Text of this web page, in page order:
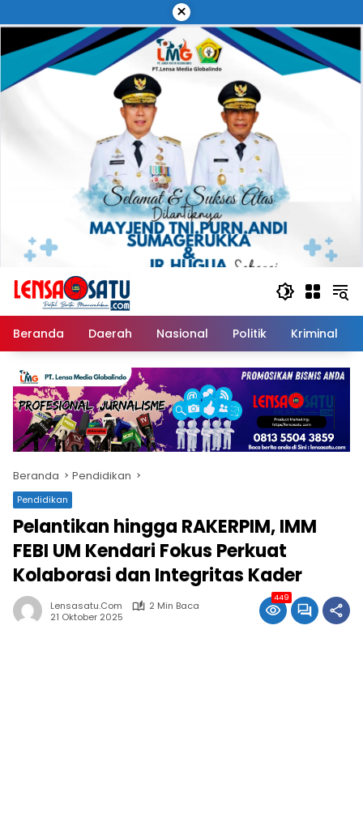
ke
konten
×
Beranda Daerah Nasional Politik Kriminal
Beranda Pendidikan
Pendidikan
Pelantikan hingga RAKERPIM, IMM
FEBI UM Kendari Fokus Perkuat
Kolaborasi dan Integritas Kader
Lensasatu.com
2 Min Baca
21 Oktober 2025
449